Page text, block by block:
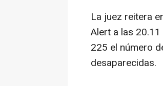
La juez reitera
Alert a las
225 el número
desaparecidas.